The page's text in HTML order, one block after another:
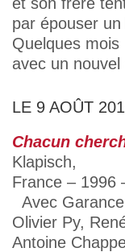
par épouser
Quelques
avec un
LE 9 AOÛT
Chacun
Klapisch,
France – 1996
Avec
Olivier Py,
Antoine